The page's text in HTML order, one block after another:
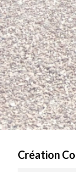
Création